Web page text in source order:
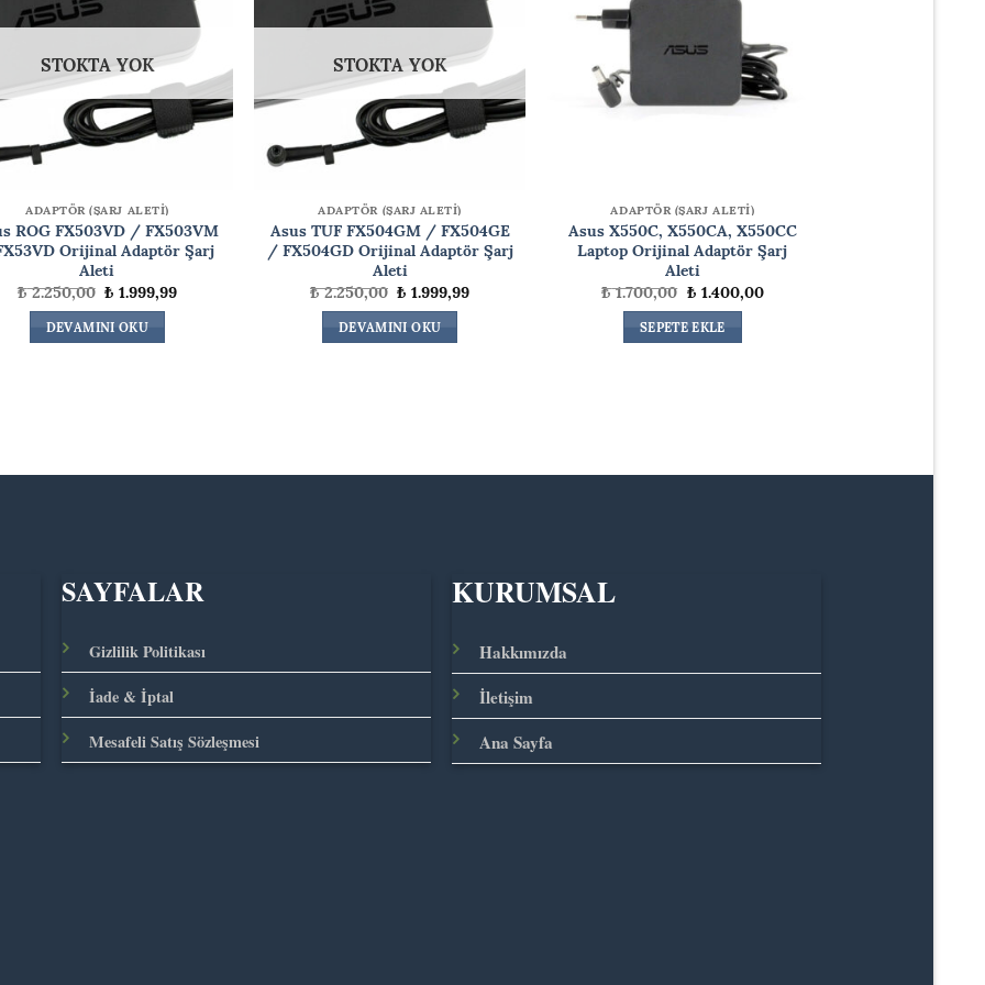
STOKTA YOK
ADAPTÖR (ŞARJ ALETİ)
ROG FX503VD / FX503VM
Orijinal Adaptör Şarj
Aleti
₺2.250,00Orijinal
fiyat:
₺ 2.250,00.
₺1.999,99Şuandaki
DEVAMINI OKU
STOKTA YOK
ADAPTÖR (ŞARJ ALETİ)
Asus TUF FX504GM / FX504GE
/ FX504GD Orijinal Adaptör Şarj
Aleti
₺2.250,00Orijinal
fiyat:
₺ 2.250,00.
₺1.999,99Şuandaki
DEVAMINI OKU
ADAPTÖR (ŞARJ ALETİ)
Asus X550C, X550CA, X550CC
Laptop Orijinal Adaptör Şarj
Aleti
₺1.700,00Orijinal
fiyat:
₺ 1.700,00.
₺1.400,00Şuandaki
SEPETE EKLE
SAYFALAR
Gizlilik Politikası
İade & İptal
Mesafeli Satış Sözleşmesi
KURUMSAL
Hakkımızda
İletişim
Ana Sayfa